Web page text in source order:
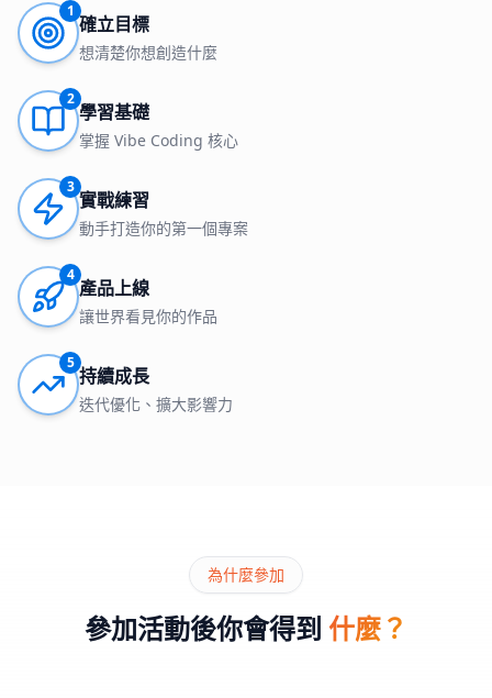
1
確立目標
想清楚你想創造什麼
2
學習基礎
掌握 Vibe Coding 核心
3
實戰練習
動手打造你的第一個專案
4
產品上線
讓世界看見你的作品
5
持續成長
迭代優化、擴大影響力
為什麼參加
參加活動後你會得到 什麼？